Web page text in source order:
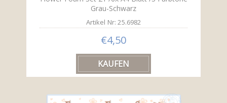
Grau-Schwarz
Artikel Nr: 25.6982
€4,50